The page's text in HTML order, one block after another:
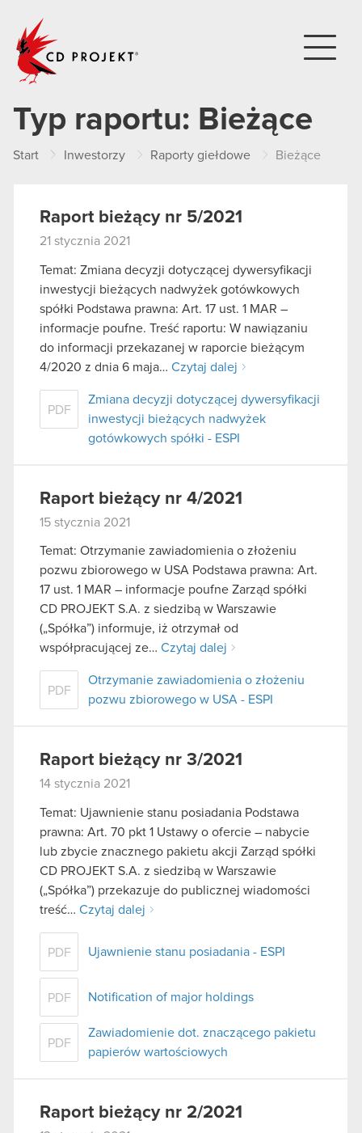
Typ raportu: Bieżące
Start Inwestorzy Raporty giełdowe Bieżące
Raport bieżący nr 5/2021
21 stycznia 2021
Temat: Zmiana decyzji dotyczącej dywersyfikacji
inwestycji bieżących nadwyżek gotówkowych
spółki Podstawa prawna: Art. 17 ust. 1 MAR –
informacje poufne. Treść raportu: W nawiązaniu
do informacji przekazanej w raporcie bieżącym
4/2020 z dnia 6 maja… Czytaj dalej
PDF
Zmiana decyzji dotyczącej dywersyfikacji
inwestycji bieżących nadwyżek
gotówkowych spółki - ESPI
Raport bieżący nr 4/2021
15 stycznia 2021
Temat: Otrzymanie zawiadomienia o złożeniu
pozwu zbiorowego w USA Podstawa prawna: Art.
17 ust. 1 MAR – informacje poufne Zarząd spółki
CD PROJEKT S.A. z siedzibą w Warszawie
(„Spółka”) informuje, iż otrzymał od
współpracującej ze… Czytaj dalej
PDF
Otrzymanie zawiadomienia o złożeniu
pozwu zbiorowego w USA - ESPI
Raport bieżący nr 3/2021
14 stycznia 2021
Temat: Ujawnienie stanu posiadania Podstawa
prawna: Art. 70 pkt 1 Ustawy o ofercie – nabycie
lub zbycie znacznego pakietu akcji Zarząd spółki
CD PROJEKT S.A. z siedzibą w Warszawie
(„Spółka”) przekazuje do publicznej wiadomości
treść… Czytaj dalej
PDF Ujawnienie stanu posiadania - ESPI
PDF Notification of major holdings
PDF
Zawiadomienie dot. znaczącego pakietu
papierów wartościowych
Raport bieżący nr 2/2021